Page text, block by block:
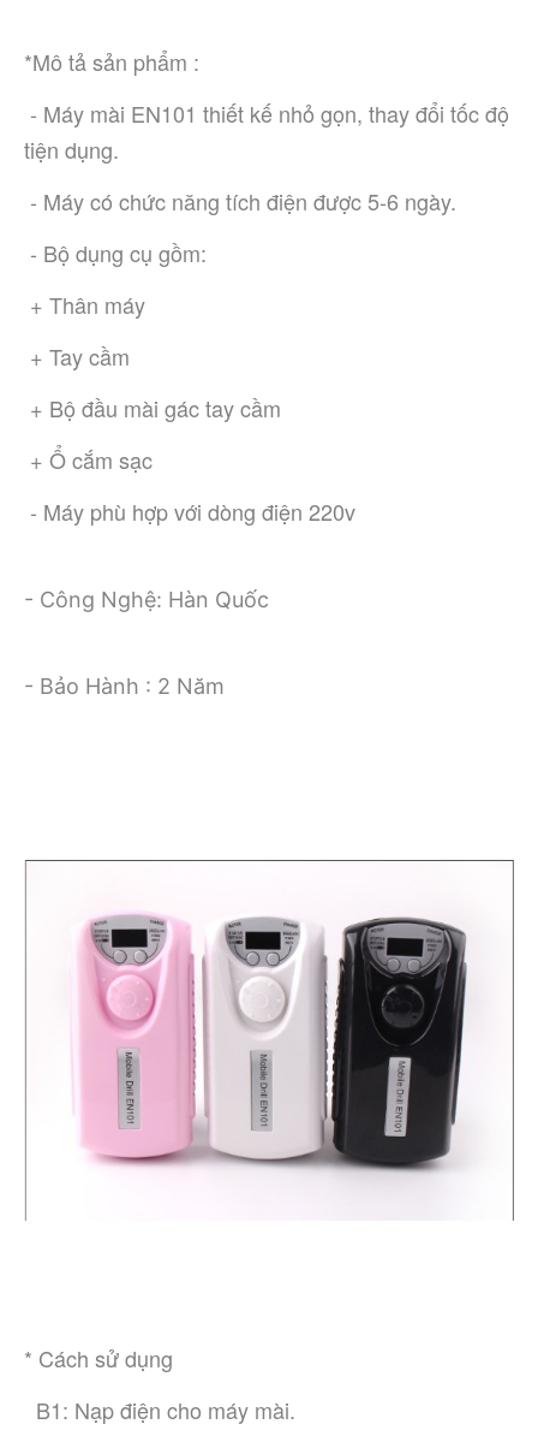
*Mô tả sản phẩm :
tiện dụng.
- Máy có chức năng tích điện được 5-6 ngày.
- Bộ dụng cụ gồm:
+ Thân máy
+ Tay cầm
+ Bộ đầu mài gác tay cầm
+ Ổ cắm sạc
- Máy phù hợp với dòng điện 220v
- Công Nghệ: Hàn Quốc
- Bảo Hành : 2 Năm
* Cách sử dụng
  B1: Nạp điện cho máy mài.